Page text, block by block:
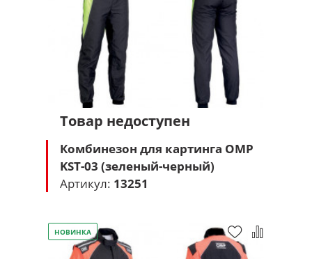
Товар недоступен
Комбинезон для картинга OMP
KST-03 (зеленый-черный)
Артикул: 13251
НОВИНКА